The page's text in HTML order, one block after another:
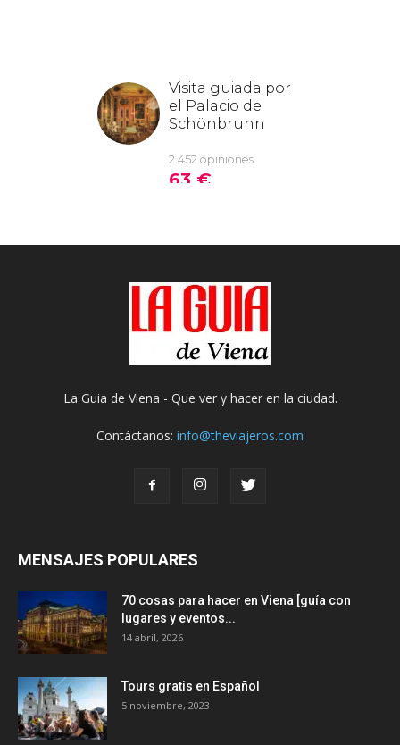
La Guia de Viena - Que ver y hacer en la ciudad.
Contáctanos: info@theviajeros.com
MENSAJES POPULARES
70 cosas para hacer en Viena [guía con
lugares y eventos...
14 abril, 2026
Tours gratis en Español
5 noviembre, 2023